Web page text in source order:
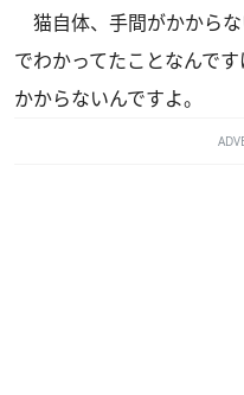
猫自体、手間がかから
でわかってたことなんで
かからないんですよ。